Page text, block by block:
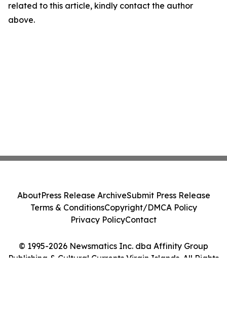
related to this article, kindly contact the author
above.
© 1995-2026 Newsmatics Inc. dba Affinity Group
Publishing & Cultural Currents Virgin Islands. All Rights
AboutPress Release ArchiveSubmit Press Release
Terms & ConditionsCopyright/DMCA Policy
Privacy PolicyContact